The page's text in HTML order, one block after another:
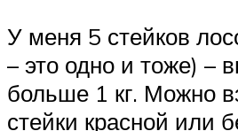
У меня 5 стейков
– это одно и тоже) –
больше 1 кг. Можно
стейки красной или